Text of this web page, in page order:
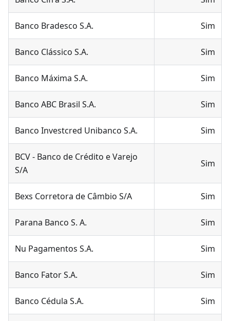
Banco Bradesco S.A. Sim
Banco Clássico S.A. Sim
Banco Máxima S.A. Sim
Banco ABC Brasil S.A. Sim
Banco Investcred Unibanco S.A. Sim
BCV - Banco de Crédito e Varejo
S/A
Sim
Bexs Corretora de Câmbio S/A Sim
Parana Banco S. A. Sim
Nu Pagamentos S.A. Sim
Banco Fator S.A. Sim
Banco Cédula S.A. Sim